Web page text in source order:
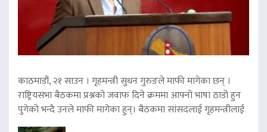
काठमाडौं, २१ साउन । गृहमन्त्री सुधन गुरुङले माफी मागेका छन् ।
राष्ट्रियसभा बैठकमा प्रश्नको जवाफ दिने क्रममा आफ्नो भाषा ठाडो हुन
पुगेको भन्दै उनले माफी मागेका हुन्। बैठकमा सांसदलाई गृहमन्त्रीलाई